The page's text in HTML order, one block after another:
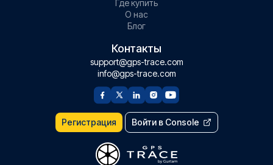
Где купить
О нас
Блог
Контакты
support@gps-trace.com
info@gps-trace.com
Регистрация Войти в Console